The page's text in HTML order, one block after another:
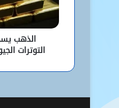
الذهب
التوترات